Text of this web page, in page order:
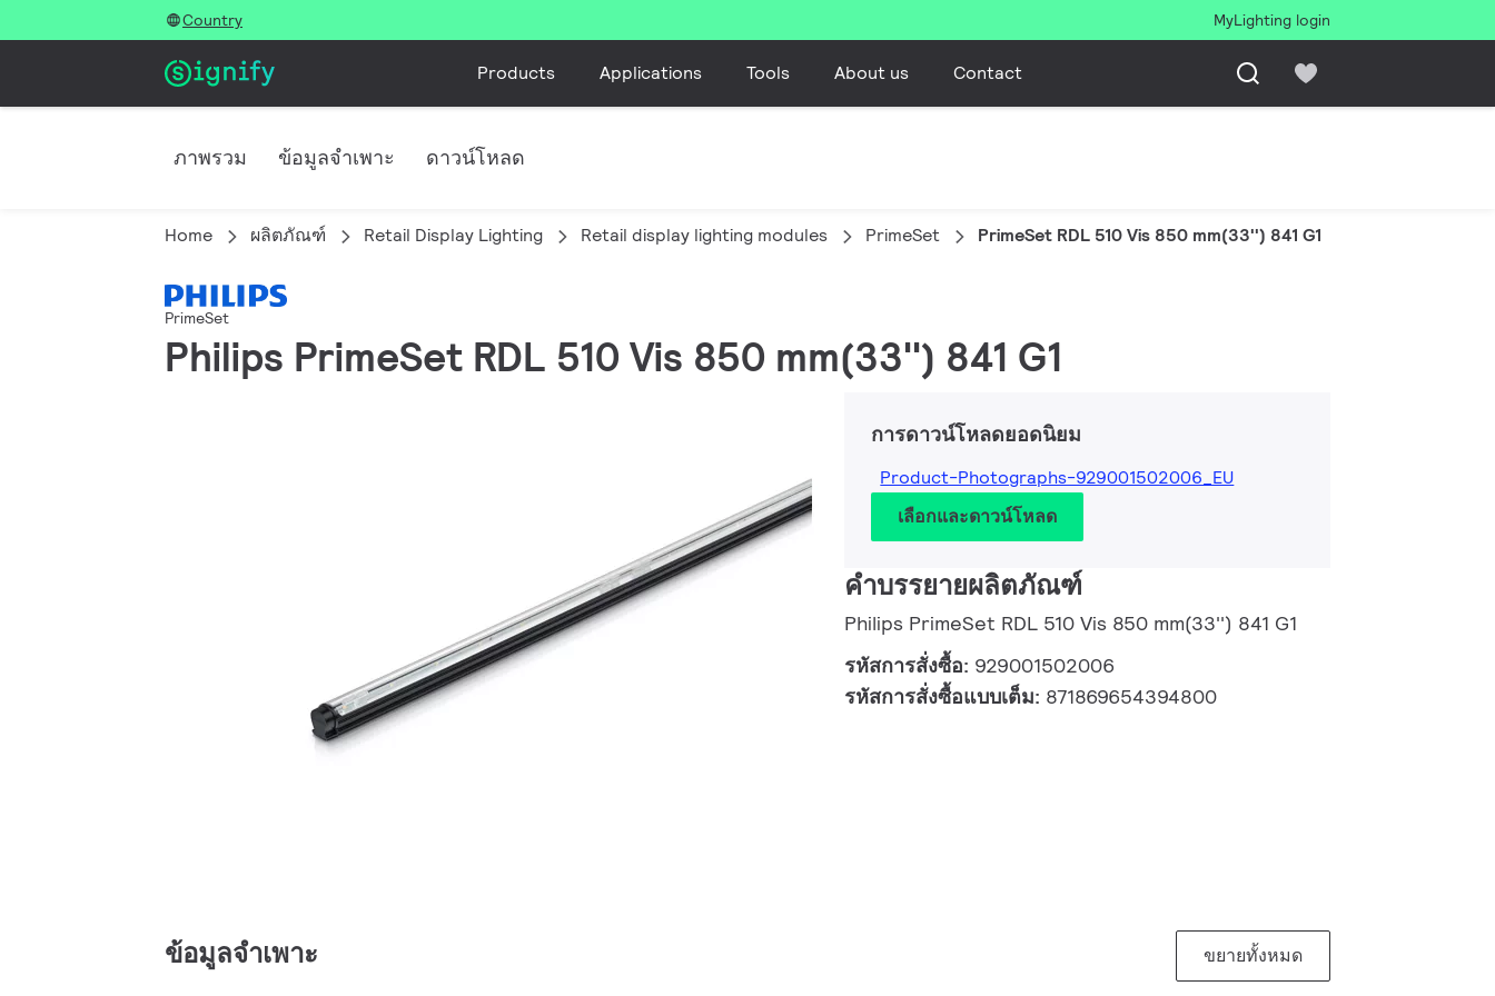
Country MyLighting login
Products Applications Tools About us Contact
ภาพรวม ข้อมูลจำเพาะ ดาวน์โหลด
Home ผลิตภัณฑ์ Retail Display Lighting Retail display lighting modules PrimeSet PrimeSet RDL 510 Vis 850 mm(33'') 841 G1
PrimeSet
Philips PrimeSet RDL 510 Vis 850 mm(33'') 841 G1
การดาวน์โหลดยอดนิยม
Product-Photographs-929001502006_EU
เลือกและดาวน์โหลด
คำบรรยายผลิตภัณฑ์
Philips PrimeSet RDL 510 Vis 850 mm(33'') 841 G1
รหัสการสั่งซื้อ: 929001502006
รหัสการสั่งซื้อแบบเต็ม: 871869654394800
ข้อมูลจำเพาะ ขยายทั้งหมด